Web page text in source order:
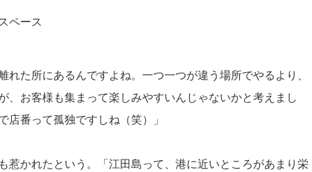
ペース
れた所にあるんですよね。一つ一つが違う場所でやるより、
、お客様も集まって楽しみやすいんじゃないかと考えまし
店番って孤独ですしね（笑）」
惹かれたという。「江田島って、港に近いところがあまり栄